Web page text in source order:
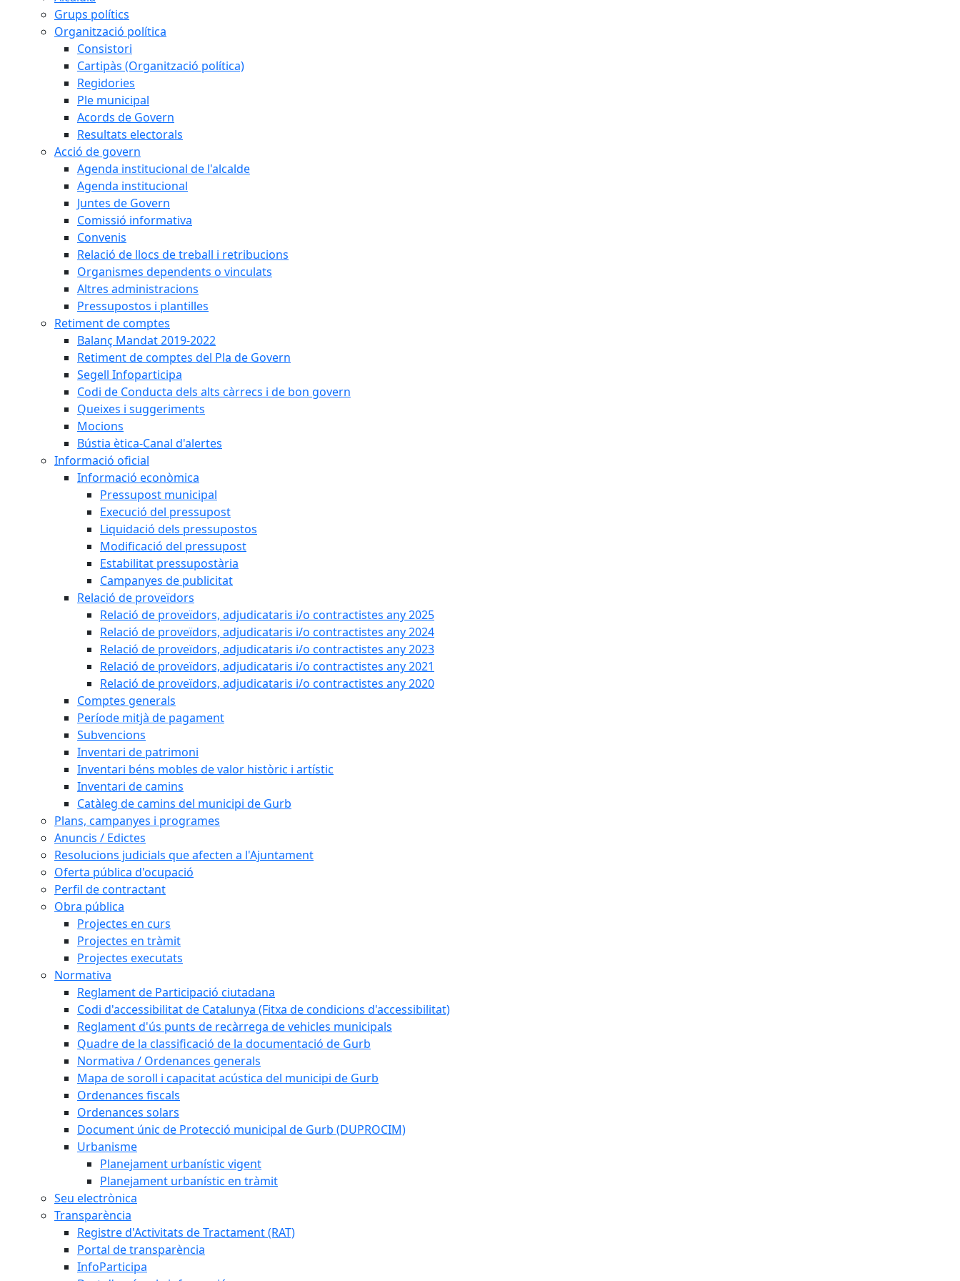
Grups polítics
Organització política
Consistori
Cartipàs (Organització política)
Regidories
Ple municipal
Acords de Govern
Resultats electorals
Acció de govern
Agenda institucional de l'alcalde
Agenda institucional
Juntes de Govern
Comissió informativa
Convenis
Relació de llocs de treball i retribucions
Organismes dependents o vinculats
Altres administracions
Pressupostos i plantilles
Retiment de comptes
Balanç Mandat 2019-2022
Retiment de comptes del Pla de Govern
Segell Infoparticipa
Codi de Conducta dels alts càrrecs i de bon govern
Queixes i suggeriments
Mocions
Bústia ètica-Canal d'alertes
Informació oficial
Informació econòmica
Pressupost municipal
Execució del pressupost
Liquidació dels pressupostos
Modificació del pressupost
Estabilitat pressupostària
Campanyes de publicitat
Relació de proveïdors
Relació de proveïdors, adjudicataris i/o contractistes any 2025
Relació de proveïdors, adjudicataris i/o contractistes any 2024
Relació de proveïdors, adjudicataris i/o contractistes any 2023
Relació de proveïdors, adjudicataris i/o contractistes any 2021
Relació de proveïdors, adjudicataris i/o contractistes any 2020
Comptes generals
Període mitjà de pagament
Subvencions
Inventari de patrimoni
Inventari béns mobles de valor històric i artístic
Inventari de camins
Catàleg de camins del municipi de Gurb
Plans, campanyes i programes
Anuncis / Edictes
Resolucions judicials que afecten a l'Ajuntament
Oferta pública d'ocupació
Perfil de contractant
Obra pública
Projectes en curs
Projectes en tràmit
Projectes executats
Normativa
Reglament de Participació ciutadana
Codi d'accessibilitat de Catalunya (Fitxa de condicions d'accessibilitat)
Reglament d'ús punts de recàrrega de vehicles municipals
Quadre de la classificació de la documentació de Gurb
Normativa / Ordenances generals
Mapa de soroll i capacitat acústica del municipi de Gurb
Ordenances fiscals
Ordenances solars
Document únic de Protecció municipal de Gurb (DUPROCIM)
Urbanisme
Planejament urbanístic vigent
Planejament urbanístic en tràmit
Seu electrònica
Transparència
Registre d'Activitats de Tractament (RAT)
Portal de transparència
InfoParticipa